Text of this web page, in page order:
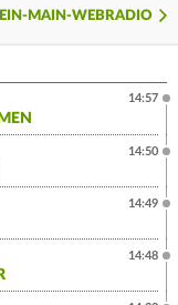
MAIN-WEBRADIO
14:57
14:50
14:49
14:48